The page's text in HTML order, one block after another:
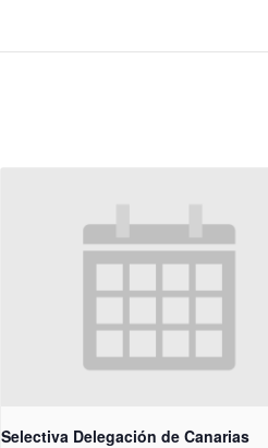
Selectiva Delegación de Canarias